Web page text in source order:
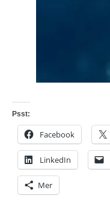
Psst:
Facebook
LinkedIn
Mer